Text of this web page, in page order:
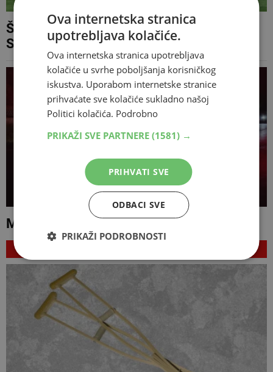
Široki Brijeg podijelio bodove sa Slogom,
Sarajevo s Radnikom
Motociklist poginuo u nesreći na M-17
Ova internetska stranica
upotrebljava kolačiće.
Ova internetska stranica upotrebljava
kolačiće u svrhe poboljšanja korisničkog
iskustva. Uporabom internetske stranice
prihvaćate sve kolačiće sukladno našoj
Politici kolačića. Podrobno
PRIKAŽI SVE PARTNERE (1581) →
PRIHVATI SVE
ODBACI SVE
PRIKAŽI PODROBNOSTI